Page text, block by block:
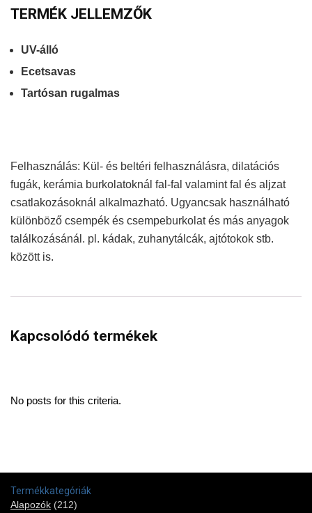
TERMÉK JELLEMZŐK
UV-álló
Ecetsavas
Tartósan rugalmas
Felhasználás: Kül- és beltéri felhasználásra, dilatációs
fugák, kerámia burkolatoknál fal-fal valamint fal és aljzat
csatlakozásoknál alkalmazható. Ugyancsak használható
különböző csempék és csempeburkolat és más anyagok
találkozásánál. pl. kádak, zuhanytálcák, ajtótokok stb.
között is.
Kapcsolódó termékek
No posts for this criteria.
Termékkategóriák
Alapozók (212)